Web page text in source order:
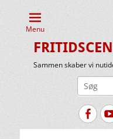
Menu
Sammen skaber vi